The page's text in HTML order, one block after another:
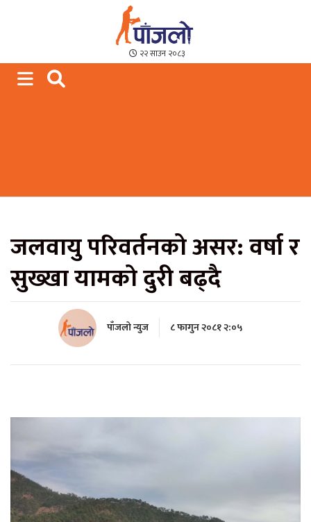
Paajalo News
We are from Far West Nepal
२२ साउन २०८३
जलवायु परिवर्तनको असर: वर्षा र
सुख्खा यामको दुरी बढ्दै
पाँजलो न्युज ८ फागुन २०८१ २:०५